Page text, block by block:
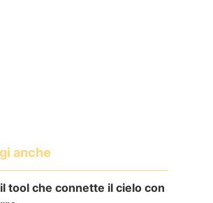
anche
tool che connette il cielo con